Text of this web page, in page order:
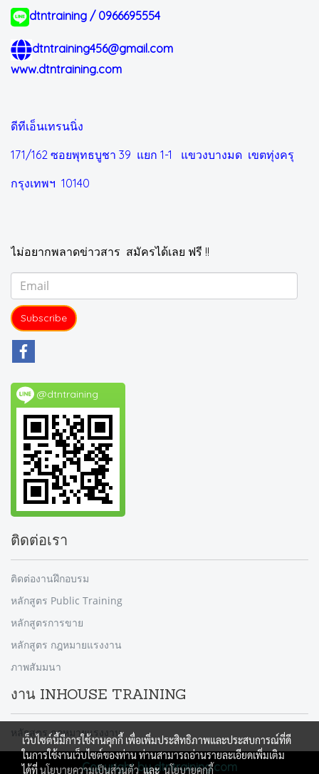
dtntraining / 0966695554
dtntraining456@gmail.com
www.dtntraining.com
ดีทีเอ็นเทรนนิ่ง
171/162 ซอยพุทธบูชา 39 แยก 1-1 แขวงบางมด เขตทุ่งครุ
กรุงเทพฯ 10140
ไม่อยากพลาดข่าวสาร สมัครได้เลย ฟรี !!
Subscribe
@dtntraining
ติดต่อเรา
ติดต่องานฝึกอบรม
หลักสูตร Public Training
หลักสูตรการขาย
หลักสูตร กฎหมายแรงงาน
ภาพสัมมนา
งาน INHOUSE TRAINING
หลักสูตร กฎหมายแรงงาน
Copyright by dtntraining.com
เว็บไซต์นี้มีการใช้งานคุกกี้ เพื่อเพิ่มประสิทธิภาพและประสบการณ์ที่ดี
ในการใช้งานเว็บไซต์ของท่าน ท่านสามารถอ่านรายละเอียดเพิ่มเติม
ได้ที่นโยบายความเป็นส่วนตัวและนโยบายคุกกี้